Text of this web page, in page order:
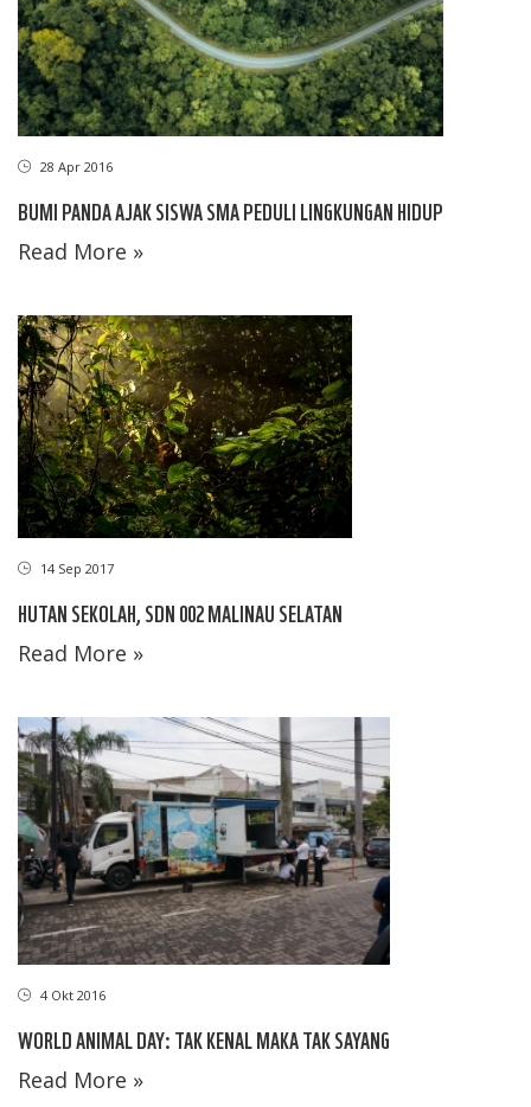
28 Apr 2016
BUMI PANDA AJAK SISWA SMA PEDULI LINGKUNGAN HIDUP
Read More »
14 Sep 2017
HUTAN SEKOLAH, SDN 002 MALINAU SELATAN
Read More »
4 Okt 2016
WORLD ANIMAL DAY: TAK KENAL MAKA TAK SAYANG
Read More »